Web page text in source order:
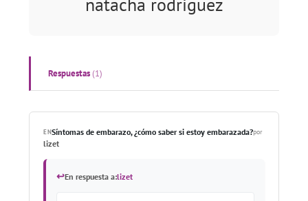
Respuestas(1)
ENSíntomas de embarazo, ¿cómo saber si estoy embarazada?por
lizet
↩En respuesta a:lizet